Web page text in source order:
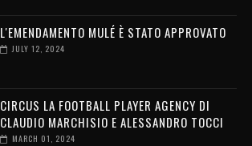
L'EMENDAMENTO MULÉ È STATO APPROVATO
JULY 12, 2024
CIRCUS LA FOOTBALL PLAYER AGENCY DI
CLAUDIO MARCHISIO E ALESSANDRO TOCCI
MARCH 01, 2024